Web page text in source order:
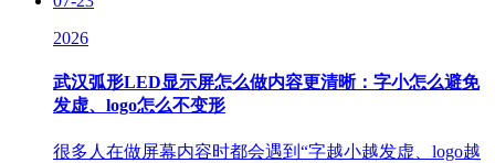
2026
武汉弧形LED显示屏怎么做内容更清晰：字小怎么避免
发虚、logo怎么不变形
很多人在做屏幕内容时都会遇到“字越小越发虚、logo越